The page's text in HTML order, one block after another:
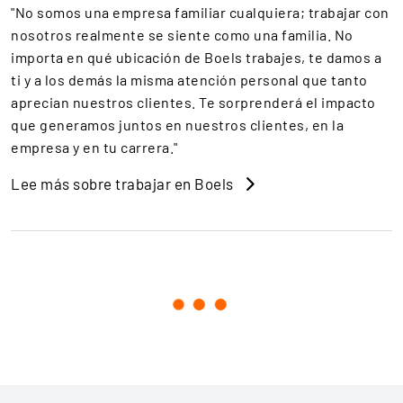
"No somos una empresa familiar cualquiera; trabajar con
nosotros realmente se siente como una familia. No
importa en qué ubicación de Boels trabajes, te damos a
ti y a los demás la misma atención personal que tanto
aprecian nuestros clientes. Te sorprenderá el impacto
que generamos juntos en nuestros clientes, en la
empresa y en tu carrera."
Lee más sobre trabajar en Boels